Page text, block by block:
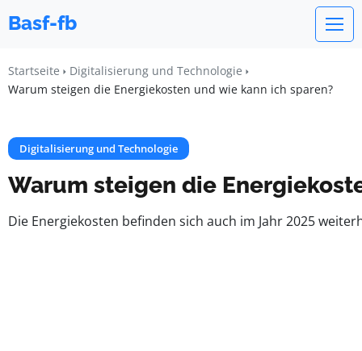
Basf-fb
Startseite
Digitalisierung und Technologie
Warum steigen die Energiekosten und wie kann ich sparen?
Digitalisierung und Technologie
Warum steigen die
Die Energiekosten befinden sich auch im Jahr 2025